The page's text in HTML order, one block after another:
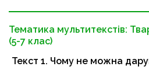
Тематика мультитекстів:
(5-7 клас)
Текст 1. Чому не можна